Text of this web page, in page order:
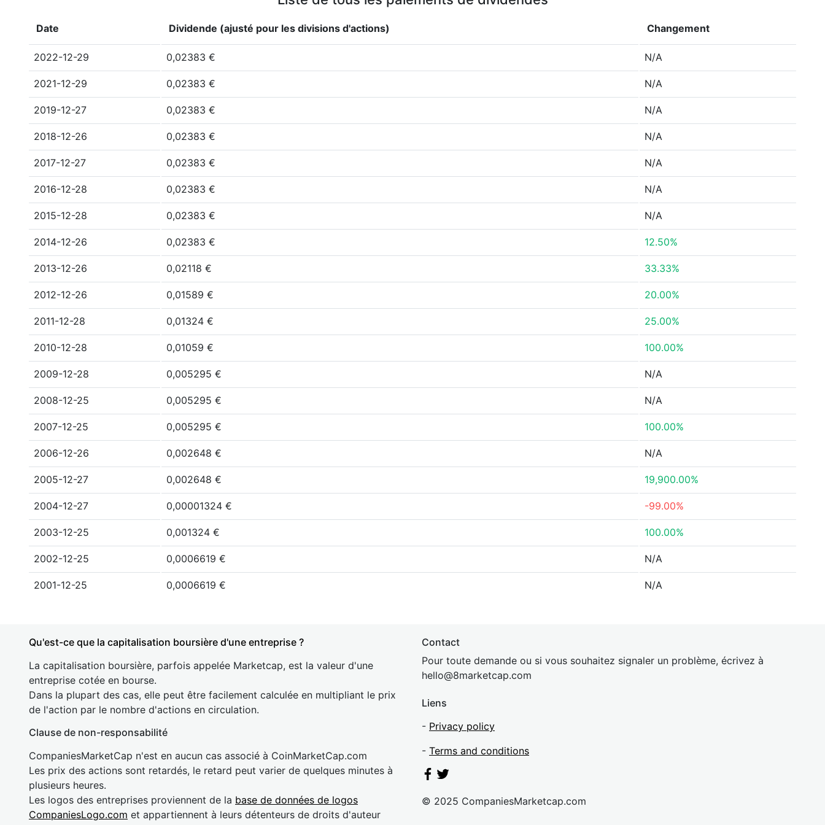
Date Dividende (ajusté pour les divisions d'actions) Changement
2022-12-29 0,02383 € N/A
2021-12-29 0,02383 € N/A
2019-12-27 0,02383 € N/A
2018-12-26 0,02383 € N/A
2017-12-27 0,02383 € N/A
2016-12-28 0,02383 € N/A
2015-12-28 0,02383 € N/A
2014-12-26 0,02383 € 12.50%
2013-12-26 0,02118 € 33.33%
2012-12-26 0,01589 € 20.00%
2011-12-28 0,01324 € 25.00%
2010-12-28 0,01059 € 100.00%
2009-12-28 0,005295 € N/A
2008-12-25 0,005295 € N/A
2007-12-25 0,005295 € 100.00%
2006-12-26 0,002648 € N/A
2005-12-27 0,002648 € 19,900.00%
2004-12-27 0,00001324 € -99.00%
2003-12-25 0,001324 € 100.00%
2002-12-25 0,0006619 € N/A
2001-12-25 0,0006619 € N/A
Qu'est-ce que la capitalisation boursière d'une entreprise ?
La capitalisation boursière, parfois appelée Marketcap, est la valeur d'une
entreprise cotée en bourse.
Dans la plupart des cas, elle peut être facilement calculée en multipliant le prix
de l'action par le nombre d'actions en circulation.
Clause de non-responsabilité
CompaniesMarketCap n'est en aucun cas associé à CoinMarketCap.com
Les prix des actions sont retardés, le retard peut varier de quelques minutes à
plusieurs heures.
Les logos des entreprises proviennent de la base de données de logos
CompaniesLogo.com et appartiennent à leurs détenteurs de droits d'auteur
Contact
Pour toute demande ou si vous souhaitez signaler un problème, écrivez à
hello@8marketcap.com
Liens
- Privacy policy
- Terms and conditions
© 2025 CompaniesMarketcap.com